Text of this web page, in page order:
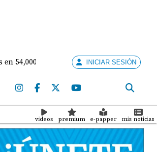
computadoras con IA para docentes
INICIAR SESIÓN
videos premium e-papper mis noticias